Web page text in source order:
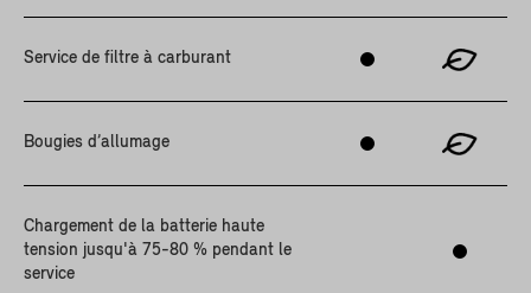
Service de filtre à carburant
Bougies d’allumage
Chargement de la batterie haute
tension jusqu'à 75-80 % pendant le
service